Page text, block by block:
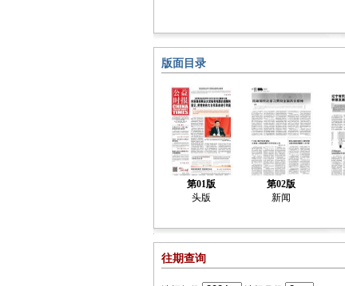
版面目录
第01版
头版
第02版
新闻
往期查询